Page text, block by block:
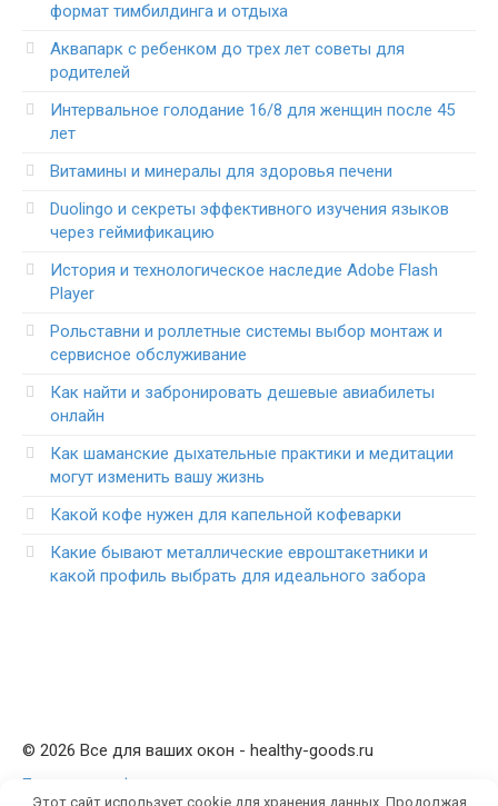
формат тимбилдинга и отдыха
Аквапарк с ребенком до трех лет советы для
родителей
Интервальное голодание 16/8 для женщин после 45
лет
Витамины и минералы для здоровья печени
Duolingo и секреты эффективного изучения языков
через геймификацию
История и технологическое наследие Adobe Flash
Player
Рольставни и роллетные системы выбор монтаж и
сервисное обслуживание
Как найти и забронировать дешевые авиабилеты
онлайн
Как шаманские дыхательные практики и медитации
могут изменить вашу жизнь
Какой кофе нужен для капельной кофеварки
Какие бывают металлические евроштакетники и
какой профиль выбрать для идеального забора
© 2026 Все для ваших окон - healthy-goods.ru
Политика конфиденциальности
Этот сайт использует cookie для хранения данных. Продолжая